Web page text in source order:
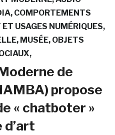
COMPORTEMENTS
USAGES NUMÉRIQUES
MUSÉE OBJETS
de
propose
« chatboter »
d’art